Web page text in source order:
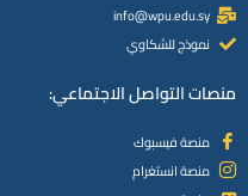
info@wpu.edu.sy
نموذج للشكاوي
منصات التواصل الاجتماعي:
منصة فيسبوك
منصة انستغرام